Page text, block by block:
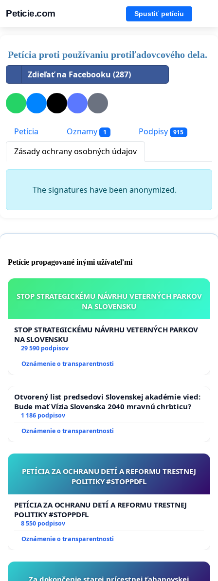
Peticie.com Spustiť petíciu
Petícia proti používaniu protiľadovcového dela.
Zdieľať na Facebooku (287)
Petícia Oznamy 1 Podpisy 915
Zásady ochrany osobných údajov
The signatures have been anonymized.
Petície propagované inými užívateľmi
STOP STRATEGICKÉMU NÁVRHU VETERNÝCH PARKOV
NA SLOVENSKU
STOP STRATEGICKÉMU NÁVRHU VETERNÝCH PARKOV
NA SLOVENSKU
29 590 podpisov
Oznámenie o transparentnosti
Otvorený list predsedovi Slovenskej akadémie vied:
Bude mať Vízia Slovenska 2040 mravnú chrbticu?
1 186 podpisov
Oznámenie o transparentnosti
PETÍCIA ZA OCHRANU DETÍ A REFORMU TRESTNEJ
POLITIKY #STOPPDFL
PETÍCIA ZA OCHRANU DETÍ A REFORMU TRESTNEJ
POLITIKY #STOPPDFL
8 550 podpisov
Oznámenie o transparentnosti
Za dokončenie starej prícestnej ťahanovskej